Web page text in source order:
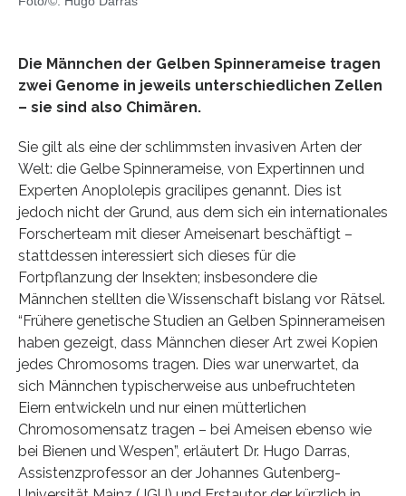
Die Männchen der Gelben Spinnerameise tragen
zwei Genome in jeweils unterschiedlichen Zellen
– sie sind also Chimären.
Sie gilt als eine der schlimmsten invasiven Arten der
Welt: die Gelbe Spinnerameise, von Expertinnen und
Experten Anoplolepis gracilipes genannt. Dies ist
jedoch nicht der Grund, aus dem sich ein internationales
Forscherteam mit dieser Ameisenart beschäftigt –
stattdessen interessiert sich dieses für die
Fortpflanzung der Insekten; insbesondere die
Männchen stellten die Wissenschaft bislang vor Rätsel.
“Frühere genetische Studien an Gelben Spinnerameisen
haben gezeigt, dass Männchen dieser Art zwei Kopien
jedes Chromosoms tragen. Dies war unerwartet, da
sich Männchen typischerweise aus unbefruchteten
Eiern entwickeln und nur einen mütterlichen
Chromosomensatz tragen – bei Ameisen ebenso wie
bei Bienen und Wespen”, erläutert Dr. Hugo Darras,
Assistenzprofessor an der Johannes Gutenberg-